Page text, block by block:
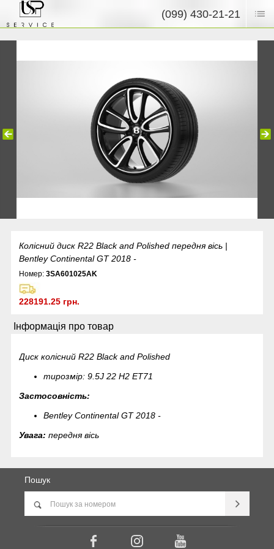
(099) 430-21-21
Колісний диск R22 Black and Polished передня вісь |
Bentley Continental GT 2018 -
Номер:3SA601025AK
228191.25 грн.
Інформація про товар
Диск колісний R22 Black and Polished
тирозмір: 9.5J 22 H2 ET71
Застосовність:
Bentley Continental GT 2018 -
Увага:передня вісь
Пошук